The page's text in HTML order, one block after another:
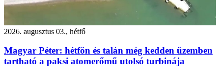
2026. augusztus 03., hétfő
Magyar Péter: hétfőn és talán még kedden üzemben
tartható a paksi atomerőmű utolsó turbinája